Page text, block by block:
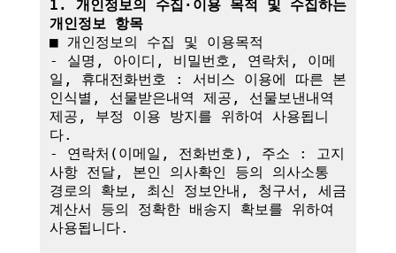
1. 개인정보의 수집·이용 목적 및 수집하는
개인정보 항목
■ 개인정보의 수집 및 이용목적
- 실명, 아이디, 비밀번호, 연락처, 이메
일, 휴대전화번호 : 서비스 이용에 따른 본
인식별, 선물받은내역 제공, 선물보낸내역
제공, 부정 이용 방지를 위하여 사용됩니
다.
- 연락처(이메일, 전화번호), 주소 : 고지
사항 전달, 본인 의사확인 등의 의사소통
경로의 확보, 최신 정보안내, 청구서, 세금
계산서 등의 정확한 배송지 확보를 위하여
사용됩니다.